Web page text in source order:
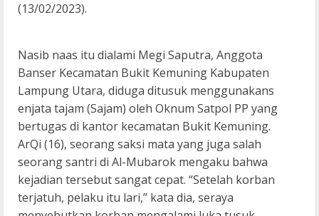
(13/02/2023).
Nasib naas itu dialami Megi Saputra, Anggota
Banser Kecamatan Bukit Kemuning Kabupaten
Lampung Utara, diduga ditusuk menggunakans
enjata tajam (Sajam) oleh Oknum Satpol PP yang
bertugas di kantor kecamatan Bukit Kemuning.
ArQi (16), seorang saksi mata yang juga salah
seorang santri di Al-Mubarok mengaku bahwa
kejadian tersebut sangat cepat. “Setelah korban
terjatuh, pelaku itu lari,” kata dia, seraya